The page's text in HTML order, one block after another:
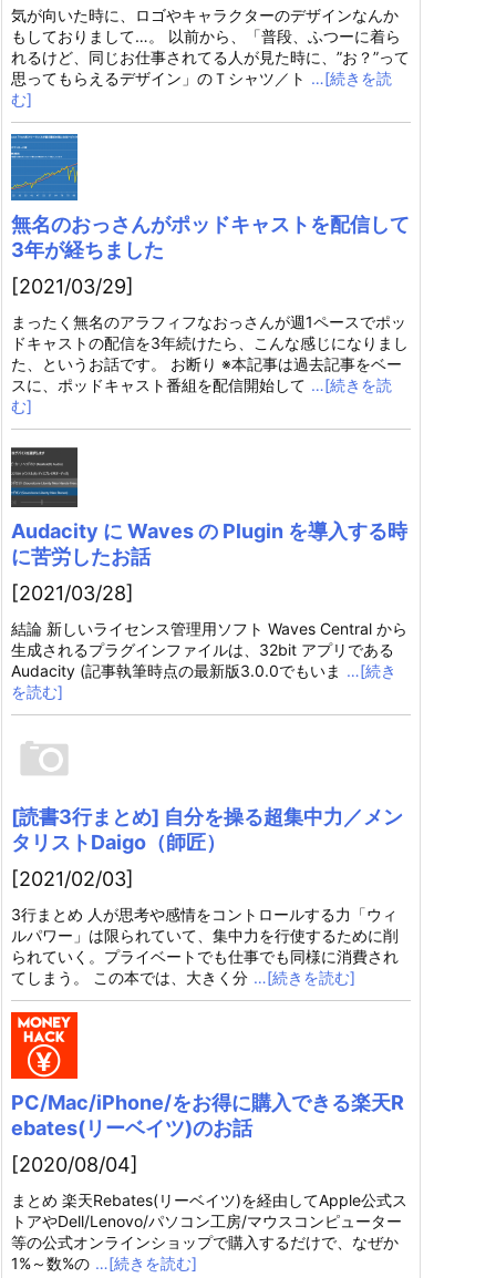
気が向いた時に、ロゴやキャラクターのデザインなんか
もしておりまして…。 以前から、「普段、ふつーに着ら
れるけど、同じお仕事されてる人が見た時に、”お？”って
思ってもらえるデザイン」のＴシャツ／ト …[続きを読
む]
無名のおっさんがポッドキャストを配信して
3年が経ちました
[2021/03/29]
まったく無名のアラフィフなおっさんが週1ペースでポッ
ドキャストの配信を3年続けたら、こんな感じになりまし
た、というお話です。 お断り ※本記事は過去記事をベー
スに、ポッドキャスト番組を配信開始して …[続きを読
む]
Audacity に Waves の Plugin を導入する時
に苦労したお話
[2021/03/28]
結論 新しいライセンス管理用ソフト Waves Central から
生成されるプラグインファイルは、32bit アプリである
Audacity (記事執筆時点の最新版3.0.0でもいま …[続き
を読む]
[読書3行まとめ] 自分を操る超集中力／メン
タリストDaigo（師匠）
[2021/02/03]
3行まとめ 人が思考や感情をコントロールする力「ウィ
ルパワー」は限られていて、集中力を行使するために削
られていく。プライベートでも仕事でも同様に消費され
てしまう。 この本では、大きく分 …[続きを読む]
PC/Mac/iPhone/をお得に購入できる楽天R
ebates(リーベイツ)のお話
[2020/08/04]
まとめ 楽天Rebates(リーベイツ)を経由してApple公式ス
トアやDell/Lenovo/パソコン工房/マウスコンピューター
等の公式オンラインショップで購入するだけで、なぜか
1%～数%の …[続きを読む]